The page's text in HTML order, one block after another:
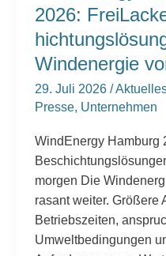
2026:
Windenergie
29. Juli 2026 /
Presse, Unternehmen
WindEnergy Hamburg
morgen Die
rasant weiter. Größere
Betriebszeiten,
Umweltbedingungen